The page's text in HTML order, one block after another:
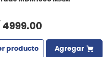
4999.00
producto Agregar